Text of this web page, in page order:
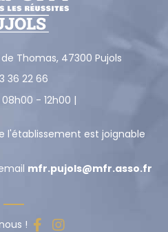
Thomas, 47300 Pujols
36 22 66
- 12h00 |
l'établissement est joignable
mfr.pujols@mfr.asso.fr
!